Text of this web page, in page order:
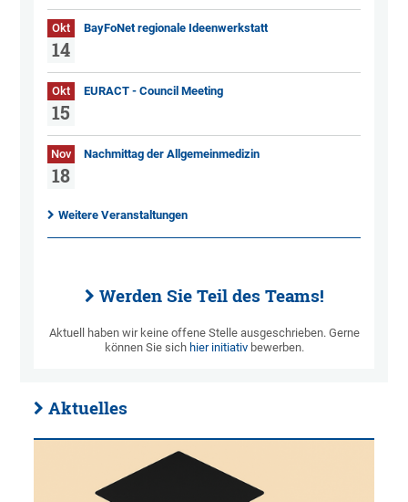
Okt
14
BayFoNet regionale Ideenwerkstatt
Okt
15
EURACT - Council Meeting
Nov
18
Nachmittag der Allgemeinmedizin
Weitere Veranstaltungen
Werden Sie Teil des Teams!
Aktuell haben wir keine offene Stelle ausgeschrieben. Gerne
können Sie sich hier initiativbewerben.
Aktuelles